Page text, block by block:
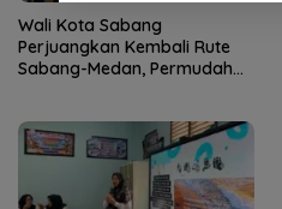
Wali Kota Sabang
Perjuangkan Kembali Rute
Sabang-Medan, Permudah